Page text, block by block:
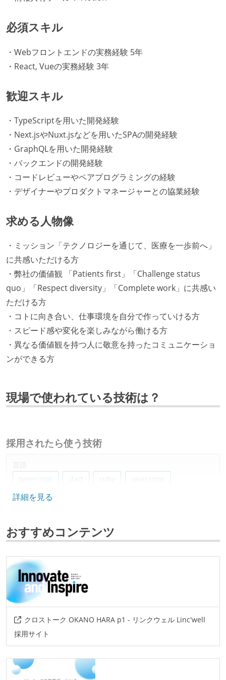
必須スキル
・Webフロントエンドの実務経験 5年
・React, Vueの実務経験 3年
歓迎スキル
・TypeScriptを用いた開発経験
・Next.jsやNuxt.jsなどを用いたSPAの開発経験
・GraphQLを用いた開発経験
・バックエンドの開発経験
・コードレビューやペアプログラミングの経験
・デザイナーやプロダクトマネージャーとの協業経験
求める人物像
・ミッション「テクノロジーを通じて、医療を一歩前へ」
に共感いただける方
・弊社の価値観 「Patients first」「Challenge status
quo」「Respect diversity」「Complete work」に共感い
ただける方
・コトに向き合い、仕事環境を自分で作っていける方
・スピード感や変化を楽しみながら働ける方
・異なる価値観を持つ人に敬意を持ったコミュニケーショ
ンができる方
現場で使われている技術は？
採用されたら使う技術
言語
typescript
dart ruby javascript
フレームワーク
データベース
postgresql
bigquery
ソースコード管理
git
プロジェクト管理
github
情報共有ツール
notion
詳細を見る
おすすめコンテンツ
クロストーク OKANO HARA p1 - リンクウェル Linc'well
採用サイト